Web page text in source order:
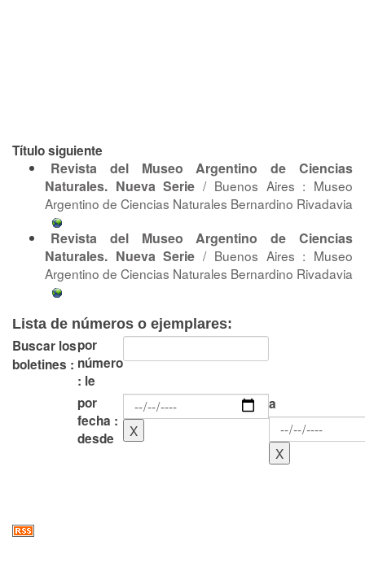
Título siguiente
Revista del Museo Argentino de Ciencias
Naturales. Nueva Serie / Buenos Aires : Museo
Argentino de Ciencias Naturales Bernardino Rivadavia
Revista del Museo Argentino de Ciencias
Naturales. Nueva Serie / Buenos Aires : Museo
Argentino de Ciencias Naturales Bernardino Rivadavia
Lista de números o ejemplares:
Buscar los
boletines :
por
número
: le
por
fecha :
desde
a